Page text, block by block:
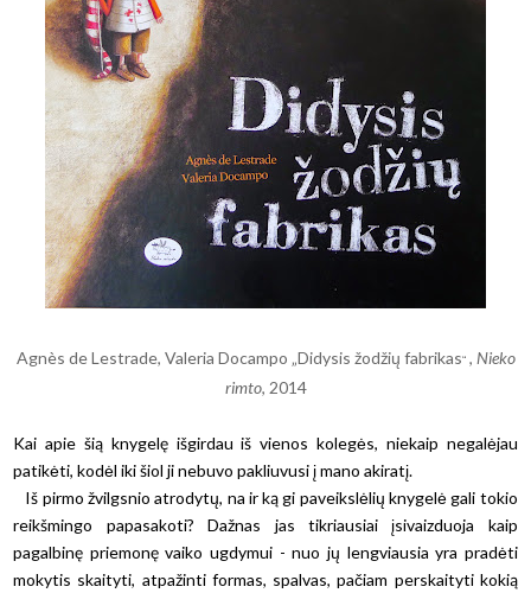
Agnès de Lestrade, Valeria Docampo „Didysis žodžių fabrikas“ , Nieko
rimto, 2014
Kai apie šią knygelę išgirdau iš vienos kolegės, niekaip negalėjau
patikėti, kodėl iki šiol ji nebuvo pakliuvusi į mano akiratį.
Iš pirmo žvilgsnio atrodytų, na ir ką gi paveikslėlių knygelė gali tokio
reikšmingo papasakoti? Dažnas jas tikriausiai įsivaizduoja kaip
pagalbinę priemonę vaiko ugdymui - nuo jų lengviausia yra pradėti
mokytis skaityti, atpažinti formas, spalvas, pačiam perskaityti kokią